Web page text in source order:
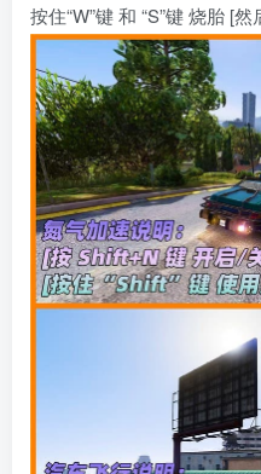
按住“W”键 和 “S”键 烧胎 [